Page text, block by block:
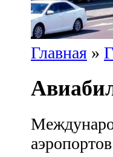
Главная »